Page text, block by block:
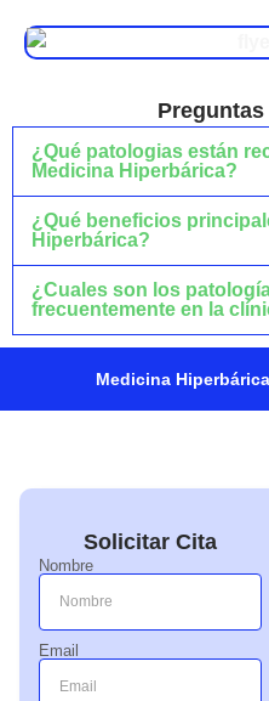
¿Qué patologias están
Medicina Hiperbárica?
¿Qué beneficios
Hiperbárica?
¿Cuales son los
frecuentemente en la
Medicina
Solicitar Cita
Nombre
Email